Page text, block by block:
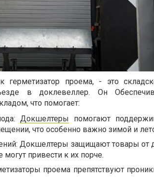
проема, - это
в доклевеллер. Он
что помогает:
Докшелтеры помогают
что особенно важно зимой и
Докшелтеры защищают товары от
могут привести к их порче.
проема препятствуют